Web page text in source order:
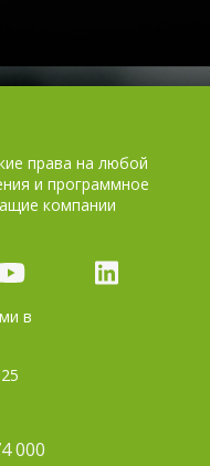
000
права на любой
и программное
компании
в